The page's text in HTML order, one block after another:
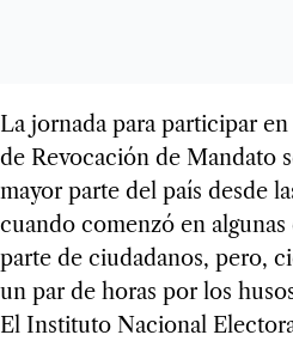
La jornada para participar
de Revocación de Mandato
mayor parte del país desde
cuando comenzó en
parte de ciudadanos, pero,
un par de horas por los
El Instituto Nacional